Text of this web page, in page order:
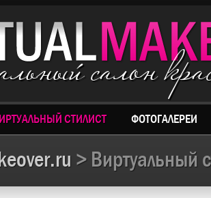
салон
СТИЛИСТ ФОТОГАЛЕРЕИ
> Виртуальный